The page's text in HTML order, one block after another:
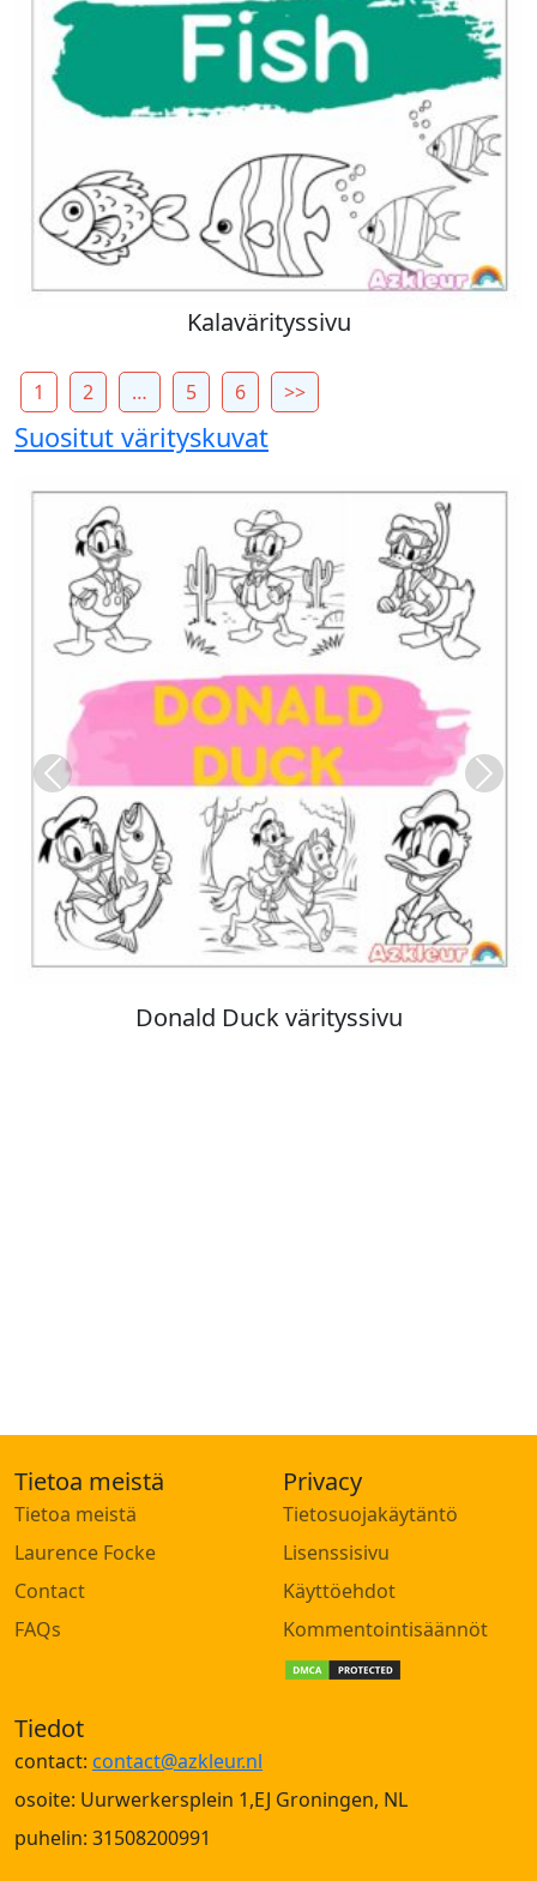
Kalavärityssivu
1 2 … 5 6 >>
Suositut värityskuvat
Stitch värityskuva
Previous Next
Tietoa meistä
Tietoa meistä
Laurence Focke
Contact
FAQs
Privacy
Tietosuojakäytäntö
Lisenssisivu
Käyttöehdot
Kommentointisäännöt
Tiedot
contact: contact@azkleur.nl
osoite: Uurwerkersplein 1,EJ Groningen, NL
puhelin: 31508200991